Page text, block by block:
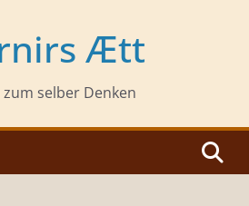
Ætt
selber Denken